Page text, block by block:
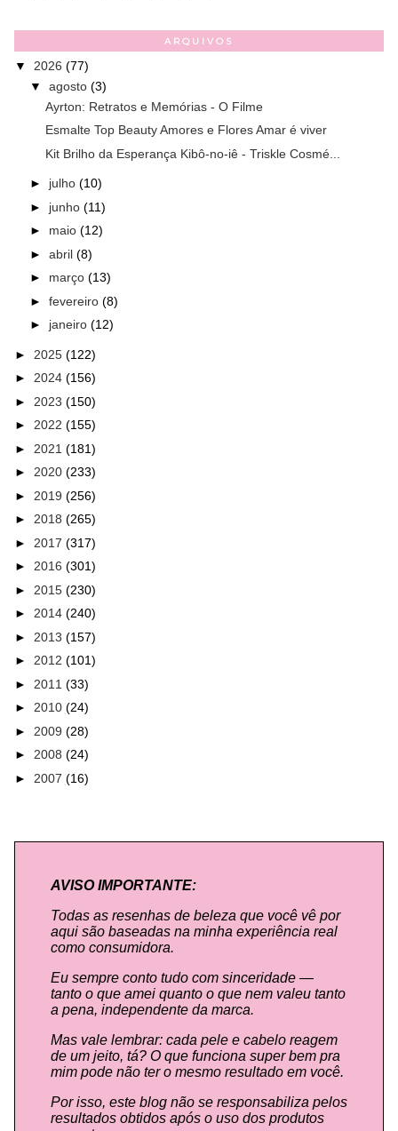
ARQUIVOS
▼ 2026 (77)
▼ agosto (3)
Ayrton: Retratos e Memórias - O Filme
Esmalte Top Beauty Amores e Flores Amar é viver
Kit Brilho da Esperança Kibô-no-iê - Triskle Cosmé...
► julho (10)
► junho (11)
► maio (12)
► abril (8)
► março (13)
► fevereiro (8)
► janeiro (12)
► 2025 (122)
► 2024 (156)
► 2023 (150)
► 2022 (155)
► 2021 (181)
► 2020 (233)
► 2019 (256)
► 2018 (265)
► 2017 (317)
► 2016 (301)
► 2015 (230)
► 2014 (240)
► 2013 (157)
► 2012 (101)
► 2011 (33)
► 2010 (24)
► 2009 (28)
► 2008 (24)
► 2007 (16)
AVISO IMPORTANTE:
Todas as resenhas de beleza que você vê por
aqui são baseadas na minha experiência real
como consumidora.
Eu sempre conto tudo com sinceridade —
tanto o que amei quanto o que nem valeu tanto
a pena, independente da marca.
Mas vale lembrar: cada pele e cabelo reagem
de um jeito, tá? O que funciona super bem pra
mim pode não ter o mesmo resultado em você.
Por isso, este blog não se responsabiliza pelos
resultados obtidos após o uso dos produtos